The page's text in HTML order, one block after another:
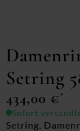
Setring
434,00 €*
Sofort
Setring,